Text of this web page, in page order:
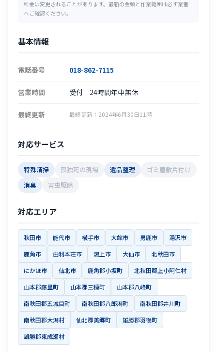
料金は変更されることがあります。最新の金額と作業範囲は必ず業者
へご確認ください。
基本情報
電話番号 018-862-7115
営業時間 受付 24時間年中無休
最終更新 最終更新：2024年6月30日11時
対応サービス
特殊清掃 孤独死の現場 遺品整理
ゴミ屋敷片付け
消臭
害虫駆除
対応エリア
秋田市 能代市 横手市 大館市 男鹿市
湯沢市
鹿角市
由利本荘市 潟上市 大仙市
北秋田市
にかほ市
仙北市 鹿角郡小坂町
北秋田郡上小阿仁村
山本郡藤里町
山本郡三種町
山本郡八峰町
南秋田郡五城目町
南秋田郡八郎潟町
南秋田郡井川町
南秋田郡大潟村
仙北郡美郷町
雄勝郡羽後町
雄勝郡東成瀬村